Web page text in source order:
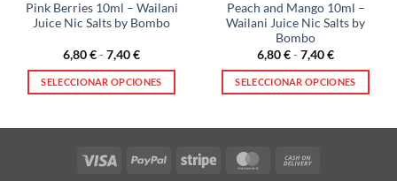
Pink Berries 10ml – Wailani
Juice Nic Salts by Bombo
6,80€-7,40€Rango
precios:
desde
6,80 €
SELECCIONAR OPCIONES
múltiples
Peach and Mango 10ml –
Wailani Juice Nic Salts by
Bombo
6,80€-7,40€Rango
precios:
desde
6,80 €
SELECCIONAR OPCIONES
múltiples
Visa PayPal Stripe MasterCard